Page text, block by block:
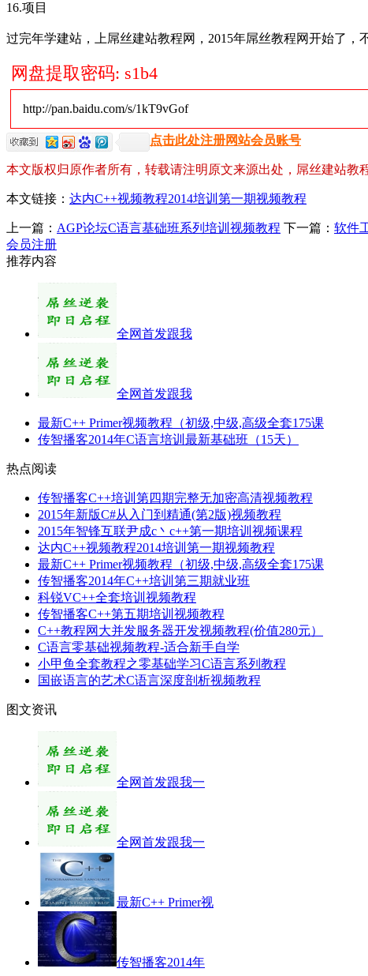
16.项目
过完年学建站，上屌丝建站教程网，2015年屌丝教程网开始了
网盘提取密码: s1b4
http://pan.baidu.com/s/1kT9vGof
点击此处注册网站会员账号
本文版权归原作者所有，转载请注明原文来源出处，屌丝建站教
本文链接： 达内C++视频教程2014培训第一期视频教程
上一篇： AGP论坛C语言基础班系列培训视频教程 下一篇： 软件
会员注册
推荐内容
全网首发跟我
全网首发跟我
最新C++ Primer视频教程（初级,中级,高级全套175课
传智播客2014年C语言培训最新基础班（15天）
热点阅读
传智播客C++培训第四期完整无加密高清视频教程
2015年新版C#从入门到精通(第2版)视频教程
2015年智锋互联尹成c丶c++第一期培训视频课程
达内C++视频教程2014培训第一期视频教程
最新C++ Primer视频教程（初级,中级,高级全套175课
传智播客2014年C++培训第三期就业班
科锐VC++全套培训视频教程
传智播客C++第五期培训视频教程
C++教程网大并发服务器开发视频教程(价值280元）
C语言零基础视频教程-适合新手自学
小甲鱼全套教程之零基础学习C语言系列教程
国嵌语言的艺术C语言深度剖析视频教程
图文资讯
全网首发跟我一
全网首发跟我一
最新C++ Primer视
传智播客2014年